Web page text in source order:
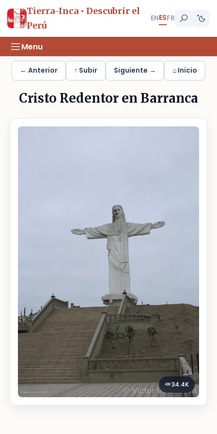
Tierra-Inca • Descubrir el
Perú
ENESFR
Menu
← Anterior ↑ Subir Siguiente → ⌂ Inicio
Cristo Redentor en Barranca
34.4K